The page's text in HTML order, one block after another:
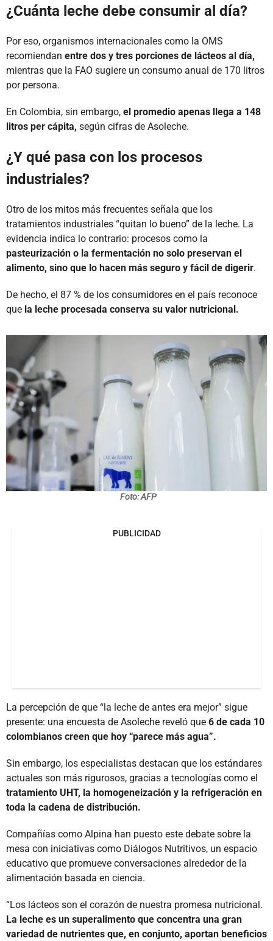
¿Cuánta leche debe consumir al día?
Por eso, organismos internacionales como la OMS
recomiendan entre dos y tres porciones de lácteos al día,
mientras que la FAO sugiere un consumo anual de 170 litros
por persona.
En Colombia, sin embargo, el promedio apenas llega a 148
litros per cápita, según cifras de Asoleche.
¿Y qué pasa con los procesos
industriales?
Otro de los mitos más frecuentes señala que los
tratamientos industriales “quitan lo bueno” de la leche. La
evidencia indica lo contrario: procesos como la
pasteurización o la fermentación no solo preservan el
alimento, sino que lo hacen más seguro y fácil de digerir.
De hecho, el 87 % de los consumidores en el país reconoce
que la leche procesada conserva su valor nutricional.
Foto: AFP
PUBLICIDAD
La percepción de que “la leche de antes era mejor” sigue
presente: una encuesta de Asoleche reveló que 6 de cada 10
colombianos creen que hoy “parece más agua”.
Sin embargo, los especialistas destacan que los estándares
actuales son más rigurosos, gracias a tecnologías como el
tratamiento UHT, la homogeneización y la refrigeración en
toda la cadena de distribución.
Compañías como Alpina han puesto este debate sobre la
mesa con iniciativas como Diálogos Nutritivos, un espacio
educativo que promueve conversaciones alrededor de la
alimentación basada en ciencia.
“Los lácteos son el corazón de nuestra promesa nutricional.
La leche es un superalimento que concentra una gran
variedad de nutrientes que, en conjunto, aportan beneficios